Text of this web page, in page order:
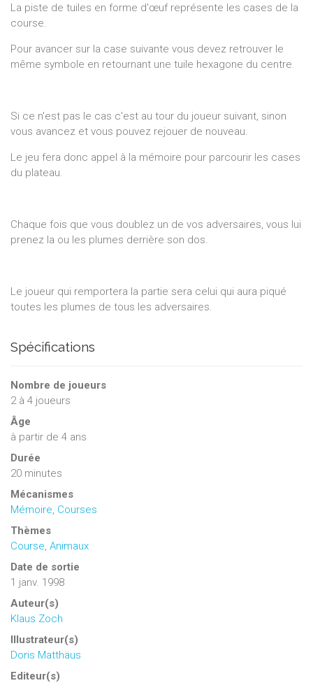
La piste de tuiles en forme d'œuf représente les cases de la
course.
Pour avancer sur la case suivante vous devez retrouver le
même symbole en retournant une tuile hexagone du centre.
Si ce n'est pas le cas c'est au tour du joueur suivant, sinon
vous avancez et vous pouvez rejouer de nouveau.
Le jeu fera donc appel à la mémoire pour parcourir les cases
du plateau.
Chaque fois que vous doublez un de vos adversaires, vous lui
prenez la ou les plumes derrière son dos.
Le joueur qui remportera la partie sera celui qui aura piqué
toutes les plumes de tous les adversaires.
Spécifications
Nombre de joueurs
2à 4 joueurs
Âge
à partir de 4 ans
Durée
20 minutes
Mécanismes
Mémoire, Courses
Thèmes
Course, Animaux
Date de sortie
1 janv. 1998
Auteur(s)
Klaus Zoch
Illustrateur(s)
Doris Matthäus
Editeur(s)